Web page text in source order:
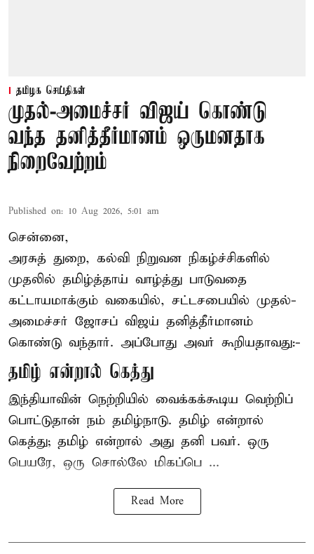
தமிழக செய்திகள்
முதல்-அமைச்சர் விஜய் கொண்டு
வந்த தனித்தீர்மானம் ஒருமனதாக
நிறைவேற்றம்
Published on: 10 Aug 2026, 5:01 am
சென்னை,
அரசுத் துறை, கல்வி நிறுவன நிகழ்ச்சிகளில்
முதலில் தமிழ்த்தாய் வாழ்த்து பாடுவதை
கட்டாயமாக்கும் வகையில், சட்டசபையில் முதல்-
அமைச்சர் ஜோசப் விஜய் தனித்தீர்மானம்
கொண்டு வந்தார். அப்போது அவர் கூறியதாவது:-
தமிழ் என்றால் கெத்து
இந்தியாவின் நெற்றியில் வைக்கக்கூடிய வெற்றிப்
பொட்டுதான் நம் தமிழ்நாடு. தமிழ் என்றால்
கெத்து; தமிழ் என்றால் அது தனி பவர். ஒரு
பெயரே, ஒரு சொல்லே மிகப்பெ ...
Read More